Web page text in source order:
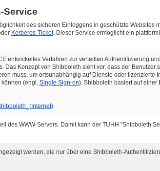
Service
des sicheren Einloggens in geschützte Websites
Kerberos-Ticket. Dieser Service ermöglicht ein
entwickeltes Verfahren zur verteilten Authentifizierung
Das Konzept von Shibboleth sieht vor, dass der Benutzer
muss, um ortsunabhängig auf Dienste oder lizenzierte
(engl. Single Sign-on). Shibboleth basiert auf einer
des WWW-Servers. Damit kann der TUHH "Shibboleth
werden, die nur über eine Shibboleth-